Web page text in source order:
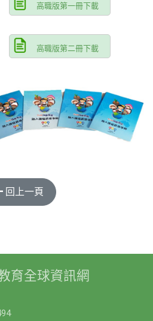
高職版第一冊下載
高職版第二冊下載
回上一頁
育全球資訊網